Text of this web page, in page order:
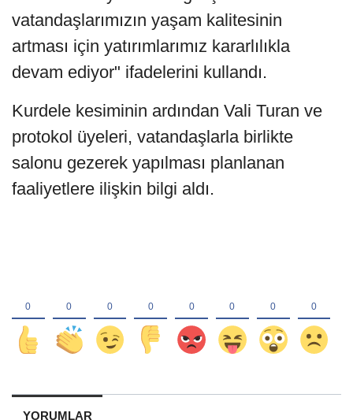
vatandaşlarımızın yaşam kalitesinin
artması için yatırımlarımız kararlılıkla
devam ediyor" ifadelerini kullandı.
Kurdele kesiminin ardından Vali Turan ve
protokol üyeleri, vatandaşlarla birlikte
salonu gezerek yapılması planlanan
faaliyetlere ilişkin bilgi aldı.
YORUMLAR